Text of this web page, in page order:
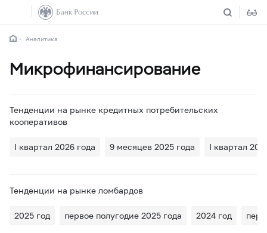
Аналитика
Микрофинансирование
Тенденции на рынке кредитных потребительских
кооперативов
I квартал 2026 года 9 месяцев 2025 года I квартал
Тенденции на рынке ломбардов
2025 год первое полугодие 2025 года 2024 год